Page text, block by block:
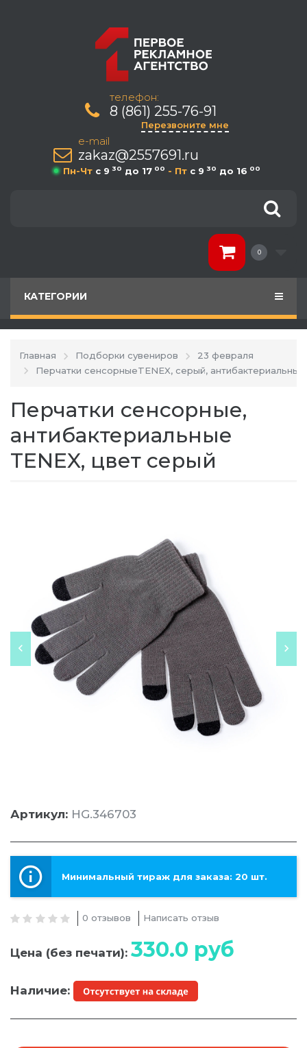
телефон:
8 (861) 255-76-91
Перезвоните мне
e-mail
zakaz@2557691.ru
Пн-Чт c 9 30 до 17 00 - Пт c 9 30 до 16 00
0
КАТЕГОРИИ
Главная Подборки сувениров
23 февраля
Перчатки сенсорныеTENEX, серый, антибактериальный
Перчатки сенсорные,
антибактериальные
TENEX, цвет серый
Артикул: HG.346703
Минимальный тираж для заказа: 20 шт.
0 отзывов Написать отзыв
Цена (без печати): 330.0 руб
Наличие: